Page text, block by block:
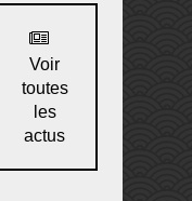
Voir
toutes
les
actus